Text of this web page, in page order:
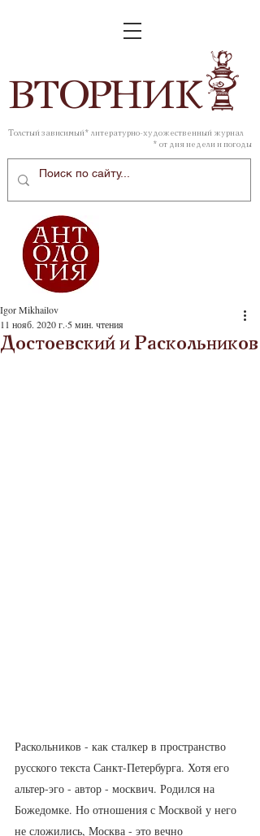
ВТОРНИК
Толстый зависимый* литературно-художественный журнал
* от дня недели и погоды
Достоевский и Раскольников
Igor Mikhailov
11 нояб. 2020 г. 5 мин. чтения
Раскольников - как сталкер в пространство
русского текста Санкт-Петербурга. Хотя его
альтер-эго - автор - москвич. Родился на
Божедомке. Но отношения с Москвой у него
не сложились, Москва - это вечно